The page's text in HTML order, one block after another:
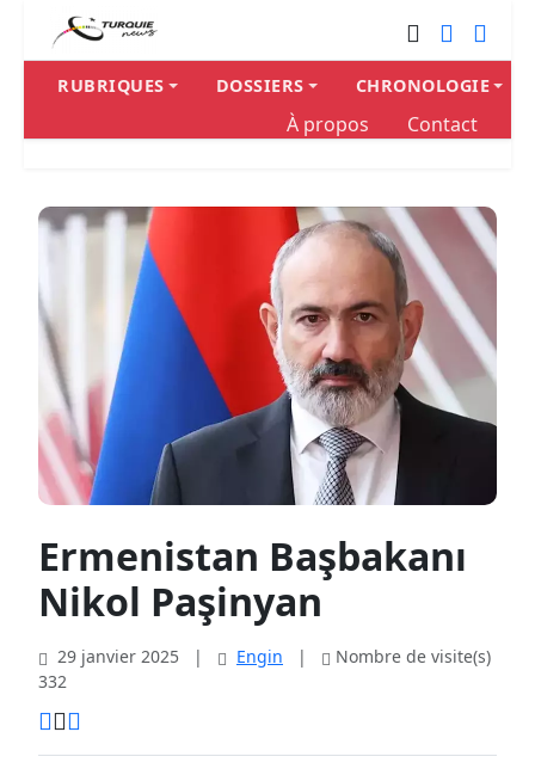
RUBRIQUES DOSSIERS CHRONOLOGIE
À propos Contact
Ermenistan Başbakanı
Nikol Paşinyan
29 janvier 2025 | Engin |
Nombre de visite(s)
332